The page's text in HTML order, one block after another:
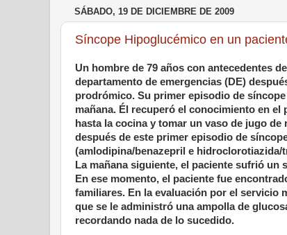
SÁBADO, 19 DE DICIEMBRE DE 2009
Síncope Hipoglucémico en un
Un hombre de 79 años con antecedentes
departamento de emergencias (DE)
prodrómico. Su primer episodio de
mañana. Él recuperó el conocimiento en
hasta la cocina y tomar un vaso de jugo
después de este primer episodio de
(amlodipina/benazepril e
La mañana siguiente, el paciente sufrió
En ese momento, el paciente fue
familiares. En la evaluación por el servicio
que se le administró una ampolla de
recordando nada de lo sucedido.